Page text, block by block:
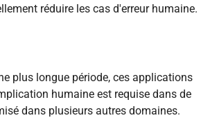
réduire les cas d'erreur humaine.
plus longue période, ces applications
humaine est requise dans de
dans plusieurs autres domaines.